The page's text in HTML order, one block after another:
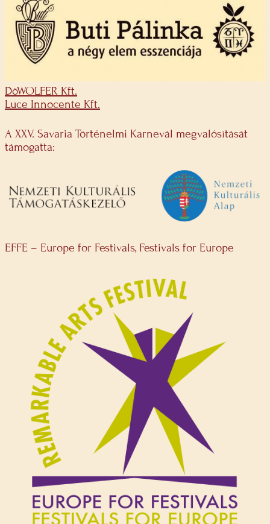
DöWOLFER Kft.
Luce Innocente Kft.
A XXV. Savaria Történelmi Karnevál megvalósítását
támogatta:
EFFE – Europe for Festivals, Festivals for Europe